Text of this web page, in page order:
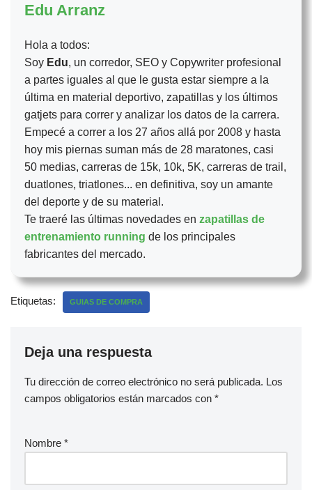
Edu Arranz
Hola a todos:
Soy Edu, un corredor, SEO y Copywriter profesional
a partes iguales al que le gusta estar siempre a la
última en material deportivo, zapatillas y los últimos
gatjets para correr y analizar los datos de la carrera.
Empecé a correr a los 27 años allá por 2008 y hasta
hoy mis piernas suman más de 28 maratones, casi
50 medias, carreras de 15k, 10k, 5K, carreras de trail,
duatlones, triatlones... en definitiva, soy un amante
del deporte y de su material.
Te traeré las últimas novedades en zapatillas de
entrenamiento running de los principales
fabricantes del mercado.
Etiquetas: GUIAS DE COMPRA
Deja una respuesta
Tu dirección de correo electrónico no será publicada. Los
campos obligatorios están marcados con *
Nombre *